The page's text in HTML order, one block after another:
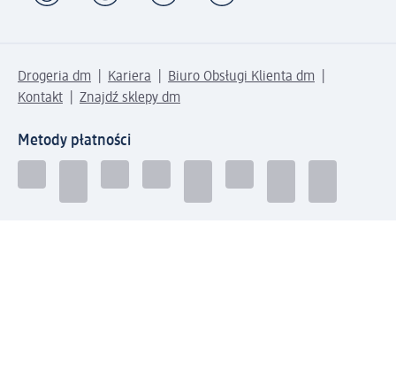
Drogeria dm Kariera
Biuro Obsługi Klienta dm
Kontakt
Znajdź sklepy dm
Metody płatności